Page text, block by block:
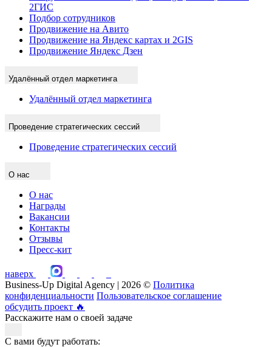
2ГИС
Подбор сотрудников
Продвижение на Авито
Продвижение на Яндекс картах и 2GIS
Продвижение Яндекс Дзен
Удалённый отдел маркетинга
Удалённый отдел маркетинга
Проведение стратегических сессий
Проведение стратегических сессий
О нас
О нас
Награды
Вакансии
Контакты
Отзывы
Пресс-кит
наверх
Business-Up Digital Agency | 2026 © Политика
конфиденциальности Пользовательское соглашение
обсудить проект 🔥
Расскажите нам о своей задаче
С вами будут работать: